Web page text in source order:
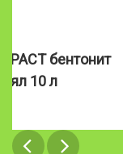
бентонит
бял 10 л